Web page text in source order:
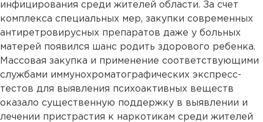
инфицирования среди жителей области. За счет
комплекса специальных мер, закупки современных
антиретровирусных препаратов даже у больных
матерей появился шанс родить здорового ребенка.
Массовая закупка и применение соответствующими
службами иммунохроматографических экспресс-
тестов для выявления психоактивных веществ
оказало существенную поддержку в выявлении и
лечении пристрастия к наркотикам среди жителей